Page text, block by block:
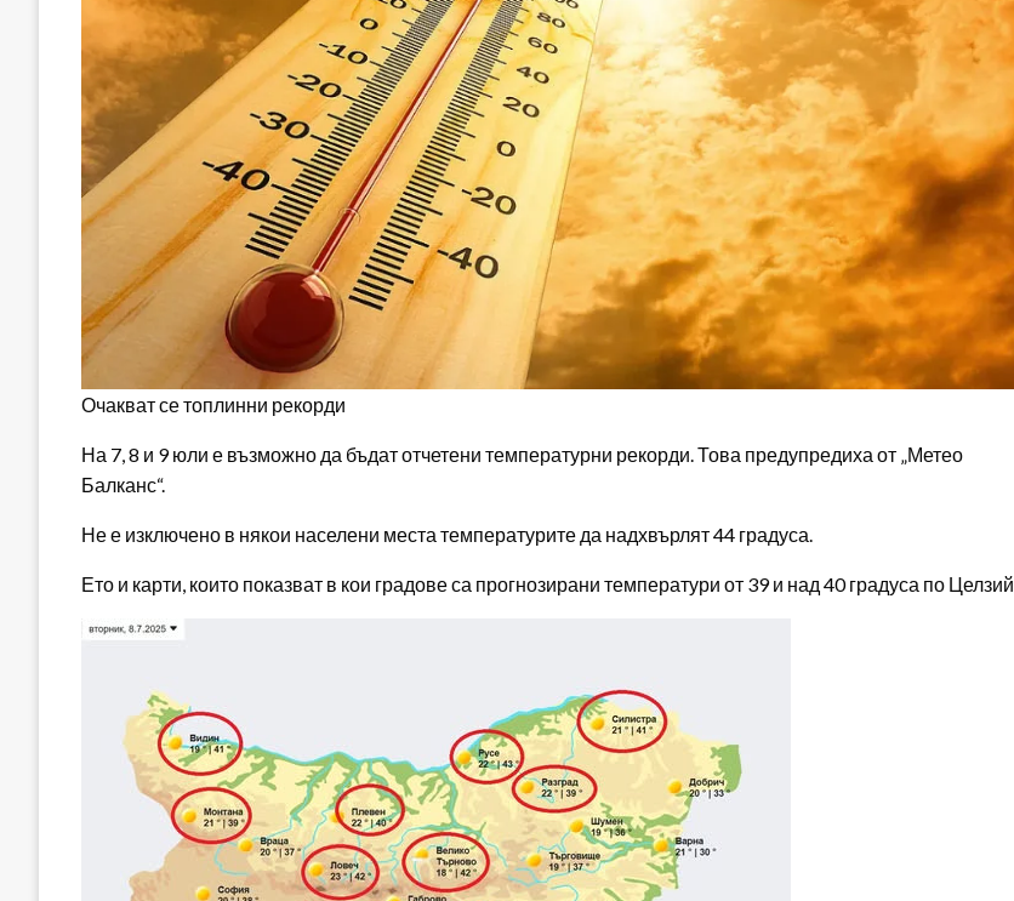
Очакват се топлинни рекорди
На 7, 8 и 9 юли е възможно да бъдат отчетени температурни рекорди. Това предупредиха от „Метео
Балканс“.
Не е изключено в някои населени места температурите да надхвърлят 44 градуса.
Ето и карти, които показват в кои градове са прогнозирани температури от 39 и над 40 градуса по Целзий.